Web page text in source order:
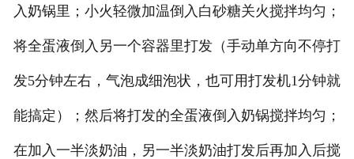
入奶锅里；小火轻微加温倒入白砂糖关火搅拌均匀；
将全蛋液倒入另一个容器里打发（手动单方向不停打
发5分钟左右，气泡成细泡状，也可用打发机1分钟就
能搞定）；然后将打发的全蛋液倒入奶锅搅拌均匀；
在加入一半淡奶油，另一半淡奶油打发后再加入后搅